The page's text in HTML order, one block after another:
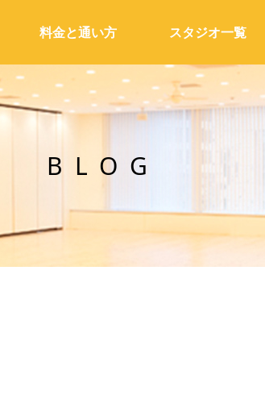
料金と通い方 スタジオ一覧
BLOG